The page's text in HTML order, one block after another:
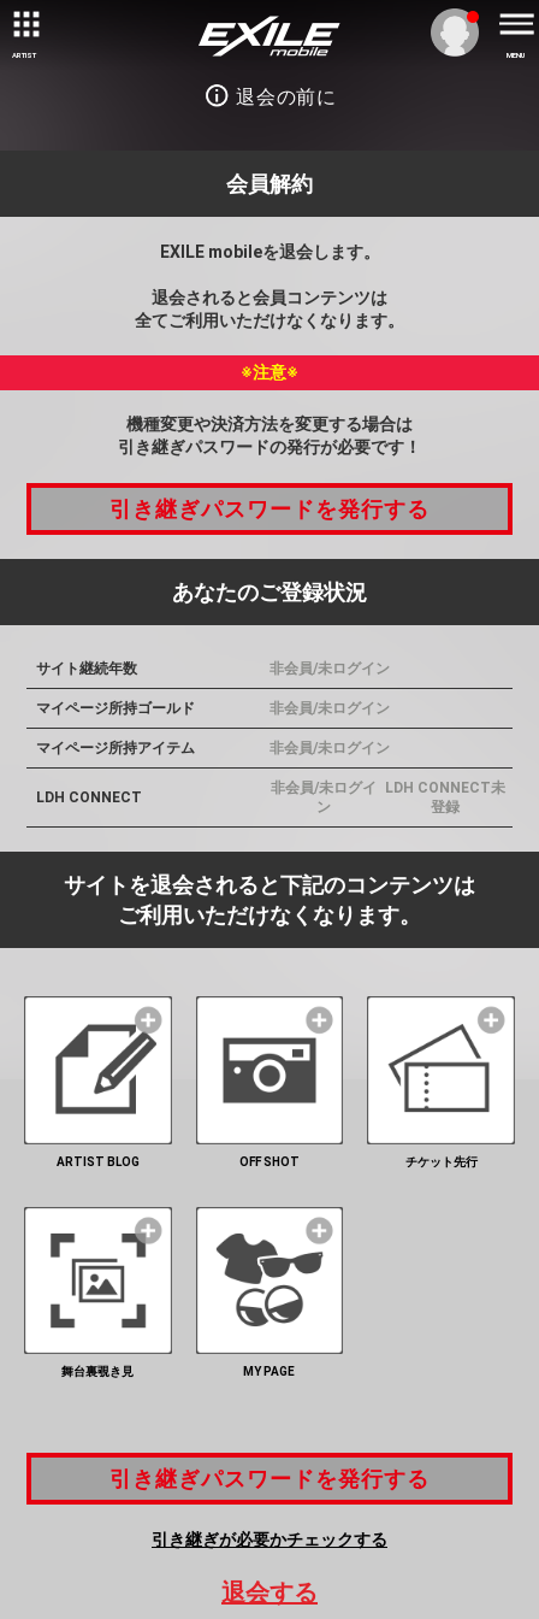
ARTIST MENU
退会の前に
会員解約
EXILE mobileを退会します。
退会されると会員コンテンツは
全てご利用いただけなくなります。
※注意※
機種変更や決済方法を変更する場合は
引き継ぎパスワードの発行が必要です！
引き継ぎパスワードを発行する
引き継ぎパスワードを発行する
あなたのご登録状況
サイト継続年数 非会員/未ログイン
マイページ所持ゴールド 非会員/未ログイン
マイページ所持アイテム 非会員/未ログイン
LDH CONNECT
非会員/未ログイ
ン
LDH CONNECT未
登録
サイトを退会されると下記のコンテンツは
ご利用いただけなくなります。
ARTIST BLOG OFF SHOT チケット先行
舞台裏覗き見 MY PAGE
引き継ぎパスワードを発行する
引き継ぎが必要かチェックする
退会する